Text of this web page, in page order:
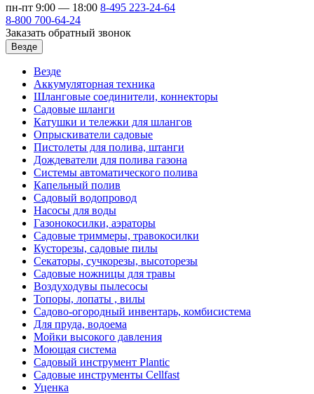
пн-пт 9:00 — 18:00 8-495 223-24-64
8-800 700-64-24
Заказать обратный звонок
Везде
Везде
Аккумуляторная техника
Шланговые соединители, коннекторы
Садовые шланги
Катушки и тележки для шлангов
Опрыскиватели садовые
Пистолеты для полива, штанги
Дождеватели для полива газона
Системы автоматического полива
Капельный полив
Садовый водопровод
Насосы для воды
Газонокосилки, аэраторы
Садовые триммеры, травокосилки
Кусторезы, садовые пилы
Секаторы, сучкорезы, высоторезы
Садовые ножницы для травы
Воздуходувы пылесосы
Топоры, лопаты , вилы
Садово-огородный инвентарь, комбисистема
Для пруда, водоема
Мойки высокого давления
Моющая система
Садовый инструмент Plantic
Садовые инструменты Cellfast
Уценка